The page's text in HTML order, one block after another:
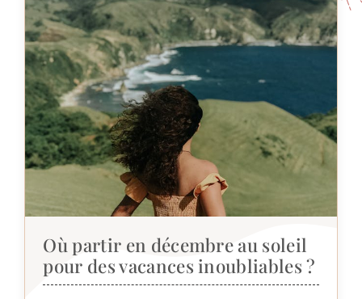
Où partir en décembre au soleil
pour des vacances inoubliables ?